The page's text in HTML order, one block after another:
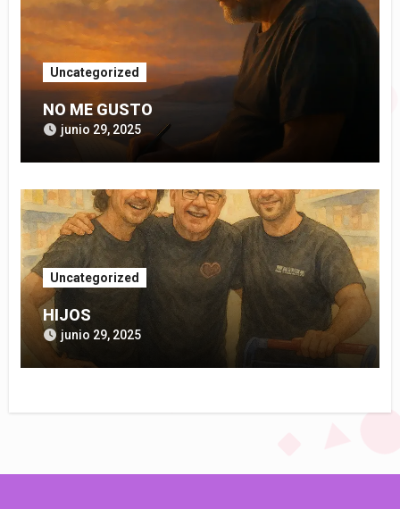
Uncategorized
NO ME GUSTO
junio 29, 2025
Uncategorized
HIJOS
junio 29, 2025